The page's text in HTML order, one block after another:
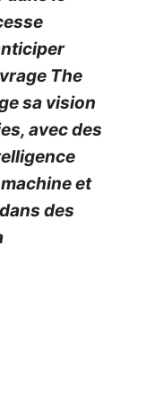
The
sa vision
avec des
et
des